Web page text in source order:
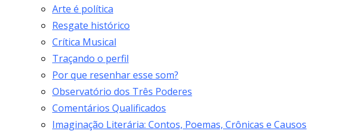
Arte é política
Resgate histórico
Crítica Musical
Traçando o perfil
Por que resenhar esse som?
Observatório dos Três Poderes
Comentários Qualificados
Imaginação Literária: Contos, Poemas, Crônicas e Causos